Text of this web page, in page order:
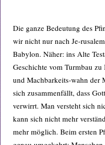
Die ganze Bedeutung des
wir nicht nur nach Je-
Babylon. Näher: ins Alte
Geschichte vom Turmbau
und Machbarkeits-wahn der
sich zusammenfällt, dass
verwirrt. Man versteht sich
kann sich nicht mehr
mehr möglich. Beim ersten